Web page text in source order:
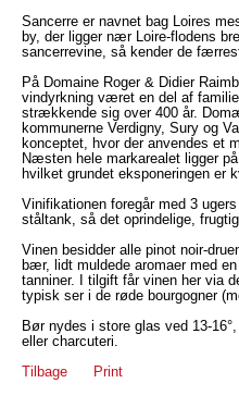
Sancerre er navnet bag Loires
by, der ligger nær Loire-flodens
sancerrevine, så kender de
På Domaine Roger & Didier
vindyrkning været en del af
strækkende sig over 400 år.
kommunerne Verdigny, Sury og
konceptet, hvor der anvendes et
Næsten hele markarealet ligger
hvilket grundet eksponeringen er
Vinifikationen foregår med 3
ståltank, så det oprindelige,
Vinen besidder alle pinot noir-
bær, lidt muldede aromaer med
tanniner. I tilgift får vinen her via
typisk ser i de røde bourgogner
Bør nydes i store glas ved 13-
eller charcuteri.
Tilbage
Print